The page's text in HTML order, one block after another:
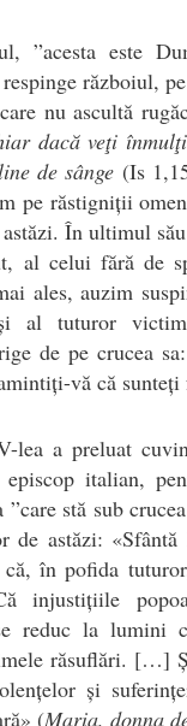
”acesta este
războiul,
nu ascultă
dacă veţi
de sânge(Is
pe răstigniții
În ultimul
al celui fără de
ales, auzim
al tuturor
de pe crucea
vă că sunteți
a preluat
italian,
stă sub
de astăzi:
în pofida
injustițiile
reduc la lumini
răsuflări. […]
și
(Maria, donna